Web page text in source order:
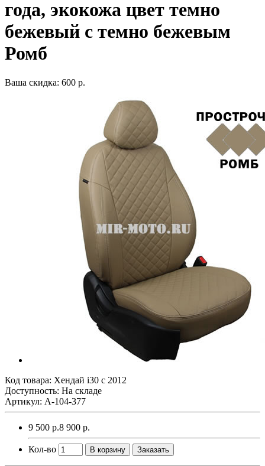
года, экокожа цвет темно
бежевый с темно бежевым
Ромб
Ваша скидка: 600 р.
Код товара: Хендай i30 с 2012
Доступность: На складе
Артикул: A-104-377
9 500 р.8 900 р.
Кол-во В корзину Заказать